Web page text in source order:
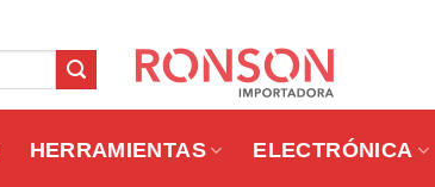
HERRAMIENTAS ELECTRÓNICA